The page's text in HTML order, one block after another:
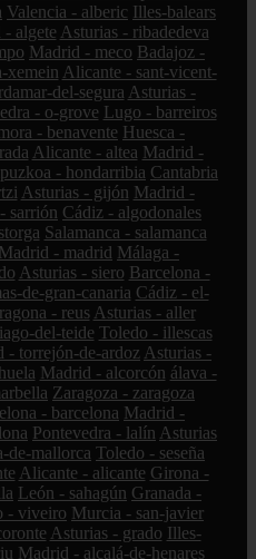
Valencia - alberic Illes-balears
algete Asturias - ribadedeva
Madrid - meco Badajoz -
xemein Alicante - sant-vicent-
del-segura Asturias -
- o-grove Lugo - barreiros
- benavente Huesca -
Alicante - altea Madrid -
- hondarribia Cantabria
Asturias - gijón Madrid -
sarrión Cádiz - algodonales
Salamanca - salamanca
Madrid - madrid Málaga -
Asturias - siero Barcelona -
de-gran-canaria Cádiz - el-
- reus Asturias - aller
del-teide Toledo - illescas
- torrejón-de-ardoz Asturias -
Madrid - alcorcón álava -
Zaragoza - zaragoza
- barcelona Madrid -
Pontevedra - lalín Asturias
de-mallorca Toledo - seseña
Alicante - alicante Girona -
León - sahagún Granada -
- viveiro Murcia - san-javier
Asturias - grado Illes-
Madrid - alcalá-de-henares